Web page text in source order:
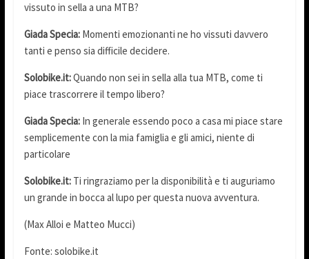
vissuto in sella a una MTB?
Giada Specia:Momenti emozionanti ne ho vissuti davvero
tanti e penso sia difficile decidere.
Solobike.it:Quando non sei in sella alla tua MTB, come ti
piace trascorrere il tempo libero?
Giada Specia: In generale essendo poco a casa mi piace stare
semplicemente con la mia famiglia e gli amici, niente di
particolare
Solobike.it:Ti ringraziamo per la disponibilità e ti auguriamo
un grande in bocca al lupo per questa nuova avventura.
(Max Alloi e Matteo Mucci)
Fonte: solobike.it